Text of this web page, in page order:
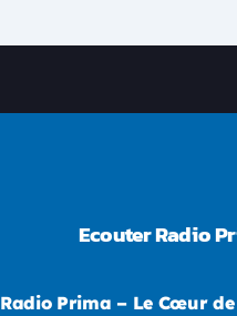
Ecouter Radio
Radio Prima – Le Cœur de